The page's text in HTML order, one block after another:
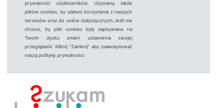
prywatność użytkowników. Używamy także
plików cookies, by ułatwić korzystanie z naszych
serwisów oraz do celów statystycznych.Jeśli nie
chcesz, by pliki cookies były zapisywane na
Twoim dysku zmień ustawienia swojej
przeglądarki. Kliknij "Zamknij" aby zaakceptować
naszą politykę prywatności.